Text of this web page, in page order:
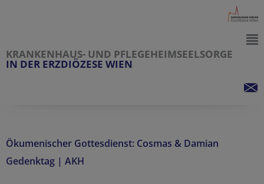
KRANKENHAUS- UND PFLEGEHEIMSEELSORGE
IN DER ERZDIÖZESE WIEN
Ökumenischer Gottesdienst: Cosmas & Damian
Gedenktag | AKH